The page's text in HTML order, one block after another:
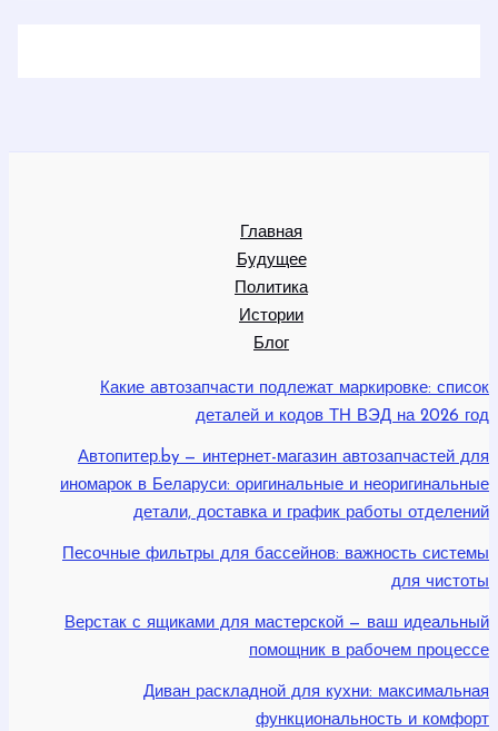
Главная
Будущее
Политика
Истории
Блог
Какие автозапчасти подлежат маркировке: список
деталей и кодов ТН ВЭД на 2026 год
Автопитер.by — интернет-магазин автозапчастей для
иномарок в Беларуси: оригинальные и неоригинальные
детали, доставка и график работы отделений
Песочные фильтры для бассейнов: важность системы
для чистоты
Верстак с ящиками для мастерской — ваш идеальный
помощник в рабочем процессе
Диван раскладной для кухни: максимальная
функциональность и комфорт